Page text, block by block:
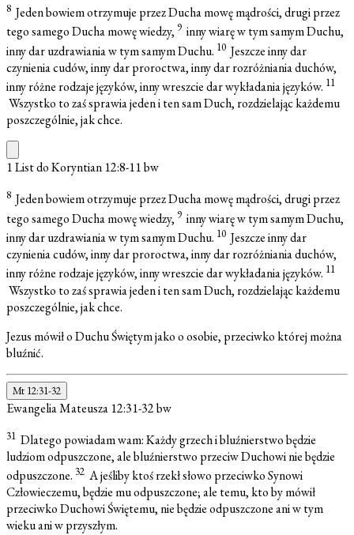
8 Jeden bowiem otrzymuje przez Ducha mowę mądrości, drugi przez
tego samego Ducha mowę wiedzy, 9 inny wiarę w tym samym Duchu,
inny dar uzdrawiania w tym samym Duchu. 10 Jeszcze inny dar
czynienia cudów, inny dar proroctwa, inny dar rozróżniania duchów,
inny różne rodzaje języków, inny wreszcie dar wykładania języków. 11
Wszystko to zaś sprawia jeden i ten sam Duch, rozdzielając każdemu
poszczególnie, jak chce.
1 List do Koryntian 12:8-11bw
8 Jeden bowiem otrzymuje przez Ducha mowę mądrości, drugi przez
tego samego Ducha mowę wiedzy, 9 inny wiarę w tym samym Duchu,
inny dar uzdrawiania w tym samym Duchu. 10 Jeszcze inny dar
czynienia cudów, inny dar proroctwa, inny dar rozróżniania duchów,
inny różne rodzaje języków, inny wreszcie dar wykładania języków. 11
Wszystko to zaś sprawia jeden i ten sam Duch, rozdzielając każdemu
poszczególnie, jak chce.
Jezus mówił o Duchu Świętym jako o osobie, przeciwko której można
bluźnić.
Mt 12:31-32
Ewangelia Mateusza 12:31-32bw
31 Dlatego powiadam wam: Każdy grzech i bluźnierstwo będzie
ludziom odpuszczone, ale bluźnierstwo przeciw Duchowi nie będzie
odpuszczone. 32 A jeśliby ktoś rzekł słowo przeciwko Synowi
Człowieczemu, będzie mu odpuszczone; ale temu, kto by mówił
przeciwko Duchowi Świętemu, nie będzie odpuszczone ani w tym
wieku ani w przyszłym.